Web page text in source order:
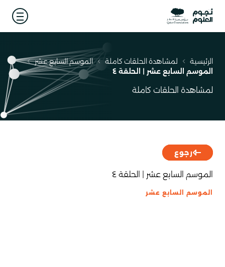
مسار
التنقل
الرئيسية لمشاهدة الحلقات كاملة
الموسم السابع عشر
الموسم السابع عشر | الحلقة ٤
لمشاهدة الحلقات كاملة
رجوع
الموسم السابع عشر | الحلقة ٤
الموسم السابع عشر